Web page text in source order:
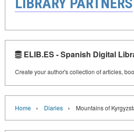
ELIB.ES - Spanish Digital
Create your author's collection of articles,
Home › Diaries › Mountains of